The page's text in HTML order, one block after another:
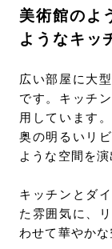
美術館のよ
ようなキッ
広い部屋に大
です。キッチ
用しています
奥の明るいリ
ような空間を
キッチンとダ
た雰囲気に、
わせて華やか